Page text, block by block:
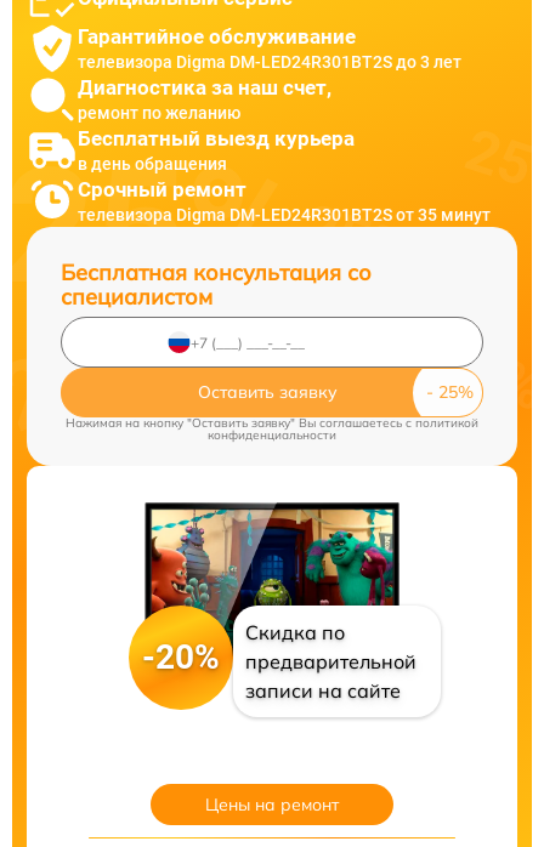
Гарантийное обслуживание
телевизора Digma DM-LED24R301BT2S до 3 лет
Диагностика за наш счет,
ремонт по желанию
Бесплатный выезд курьера
в день обращения
Срочный ремонт
телевизора Digma DM-LED24R301BT2S от 35 минут
Бесплатная консультация со
специалистом
Оставить заявку
Нажимая на кнопку "Оставить заявку" Вы соглашаетесь c политикой
конфиденциальности
-20%
Скидка по
предварительной
записи на сайте
Цены на ремонт